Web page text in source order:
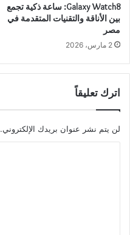
Galaxy Watch8: ساعة ذكية تجمع
بين الأناقة والتقنيات المتقدمة في
مصر
2 مارس، 2026
اترك تعليقاً
لن يتم نشر عنوان بريدك الإلكتروني.